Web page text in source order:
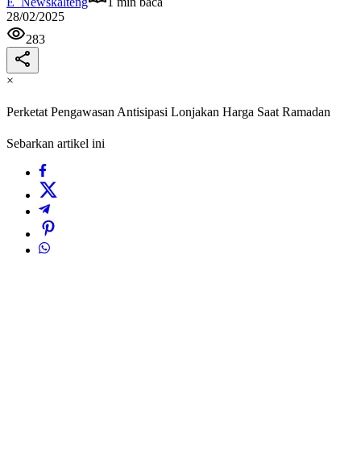
28/02/2025
283
×
Perketat Pengawasan Antisipasi Lonjakan Harga Saat Ramadan
Sebarkan artikel ini